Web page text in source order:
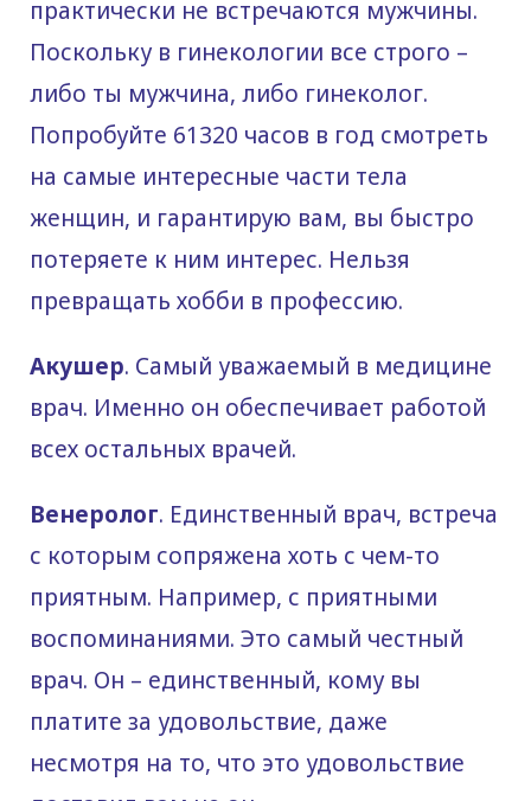
практически не встречаются мужчины.
Поскольку в гинекологии все строго –
либо ты мужчина, либо гинеколог.
Попробуйте 61320 часов в год смотреть
на самые интересные части тела
женщин, и гарантирую вам, вы быстро
потеряете к ним интерес. Нельзя
превращать хобби в профессию.
Акушер. Самый уважаемый в медицине
врач. Именно он обеспечивает работой
всех остальных врачей.
Венеролог. Единственный врач, встреча
с которым сопряжена хоть с чем-то
приятным. Например, с приятными
воспоминаниями. Это самый честный
врач. Он – единственный, кому вы
платите за удовольствие, даже
несмотря на то, что это удовольствие